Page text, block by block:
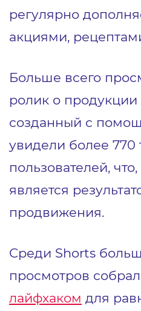
регулярно
акциями,
Больше всего
ролик о
созданный с
увидели более 770
пользователей,
является
продвижения.
Среди Shorts
просмотров собрал
лайфхаком для